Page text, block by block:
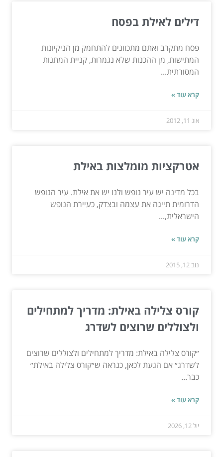
דילים לאילת בפסח
פסח מתקרב ואתם מתכוונים להתחמק מן הניקיונות
המתישות, מן ההכנות שלא נגמרות, קניית המתנות
המסורתית...
קרא עוד »
אוג 11, 2012
אטרקציות מומלצות באילת
בכל מדינה יש עיר נופש ולנו יש את אילת. עיר הנופש
הדרומית תייגה את עצמה ובצדק, כעיירת הנופש
הישראלית,...
קרא עוד »
נוב 12, 2015
קורס צלילה באילת: מדריך למתחילים
ולצוללים שרוצים לשדרג
״קורס צלילה באילת: מדריך למתחילים ולצוללים שרוצים
לשדרג״ אם הגעת לכאן, כנראה ש״קורס צלילה באילת״
כבר...
קרא עוד »
יול 12, 2026